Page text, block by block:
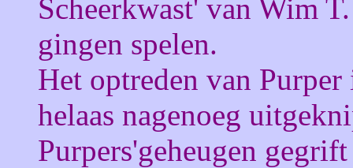
Scheerkwast' van Wim
gingen spelen.
Het optreden van
helaas nagenoeg
Purpers'geheugen